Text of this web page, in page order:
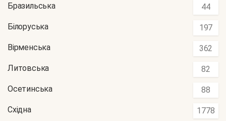
Бразильська 44
Білоруська 197
Вірменська 362
Литовська 82
Осетинська 88
Східна 1778